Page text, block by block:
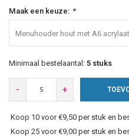
Maak een keuze: *
Menuhouder hout met A6
€10,00
Minimaal bestelaantal: 5 stuks
- +
Koop 10 voor €9,50 per stuk en
Koop 25 voor €9,00 per stuk en